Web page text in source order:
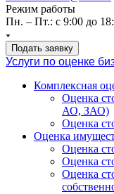
Режим работы
Пн. – Пт.: с 9:00 до
Подать заявку
Услуги по оценке
Комплексная
Оценка
АО, ЗАО)
Оценка
Оценка
Оценка
Оценка
Оценка